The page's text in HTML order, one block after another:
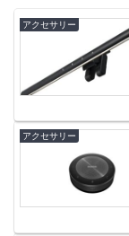
アクセサリー
アクセサリー